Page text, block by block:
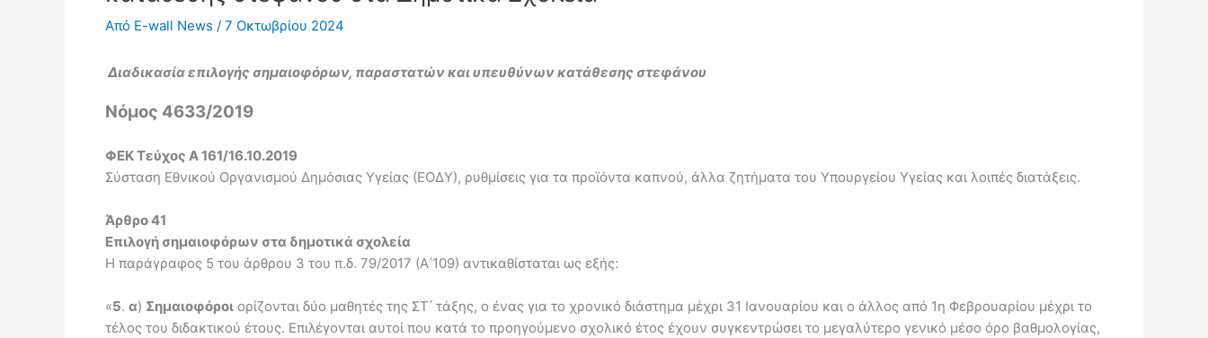
Από E-wall News / 7 Οκτωβρίου 2024
Διαδικασία επιλογής σημαιοφόρων, παραστατών και υπευθύνων κατάθεσης στεφάνου
Νόμος 4633/2019
ΦΕΚ Τεύχος A 161/16.10.2019
Σύσταση Εθνικού Οργανισμού Δημόσιας Υγείας (ΕΟΔΥ), ρυθμίσεις για τα προϊόντα καπνού, άλλα ζητήματα του Υπουργείου Υγείας και λοιπές διατάξεις.
Άρθρο 41
Επιλογή σημαιοφόρων στα δημοτικά σχολεία
Η παράγραφος 5 του άρθρου 3 του π.δ. 79/2017 (Α ́109) αντικαθίσταται ως εξής:
«5. α) Σημαιοφόροι ορίζονται δύο μαθητές της ΣΤ ́ τάξης, o ένας για το χρονικό διάστημα μέχρι 31 Ιανουαρίου και o άλλος από 1η Φεβρουαρίου μέχρι το
τέλος του διδακτικού έτους. Επιλέγονται αυτοί που κατά το προηγούμενο σχολικό έτος έχουν συγκεντρώσει το μεγαλύτερο γενικό μέσο όρο βαθμολογίας,